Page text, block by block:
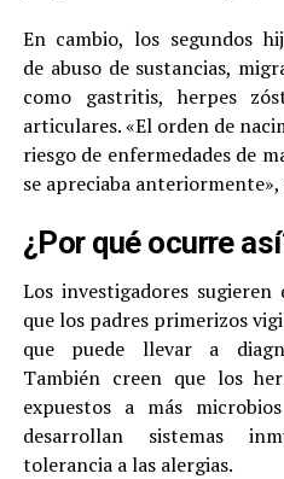
En cambio, los segundos
de abuso de sustancias,
como gastritis, herpes
articulares. «El orden de
riesgo de enfermedades de
se apreciaba
¿Por qué ocurre
Los investigadores
que los padres primerizos
que puede llevar a
También creen que los
expuestos a más
desarrollan sistemas
tolerancia a las alergias.